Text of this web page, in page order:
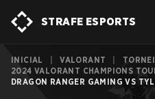
STRAFE ESPORTS
INICIAL VALORANT
2024 VALORANT CHAMPIONS
DRAGON RANGER GAMING VS